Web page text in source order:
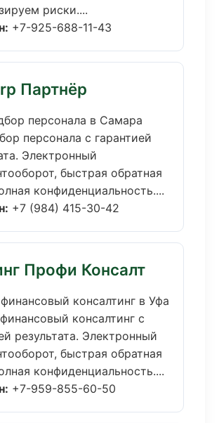
риски....
+7-925-688-11-43
Партнёр
персонала в Самара
персонала с гарантией
Электронный
быстрая обратная
конфиденциальность....
+7 (984) 415-30-42
Профи Консалт
консалтинг в Уфа
консалтинг с
результата. Электронный
быстрая обратная
конфиденциальность....
+7-959-855-60-50